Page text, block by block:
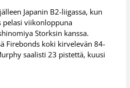
Japanin B2-liigassa, kun
pelasi viikonloppuna
Storksin kanssa.
Firebonds koki kirvelevän 84-
saalisti 23 pistettä, kuusi